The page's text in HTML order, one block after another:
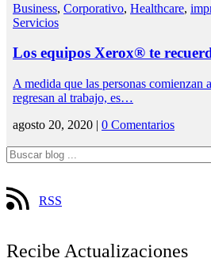
Business, Corporativo, Healthcare,
Servicios
Los equipos Xerox® te
A medida que las personas comienzan
regresan al trabajo, es…
agosto 20, 2020 | 0 Comentarios
RSS
Recibe Actualizaciones